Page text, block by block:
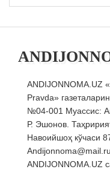
ANDIJONNOMA.UZ
Pravda»
№04-001 Муассис:
Р. Эшонов.
Навоийшоҳ кўчаси
ANDIJONNOMA.UZ